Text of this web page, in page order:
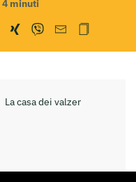
4 minuti
La casa dei valzer